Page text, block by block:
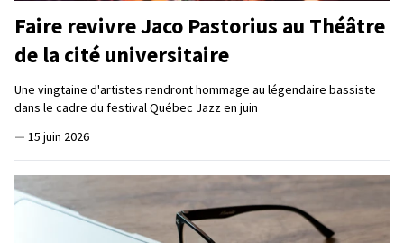
Faire revivre Jaco Pastorius au Théâtre
de la cité universitaire
Une vingtaine d'artistes rendront hommage au légendaire bassiste
dans le cadre du festival Québec Jazz en juin
— 15 juin 2026